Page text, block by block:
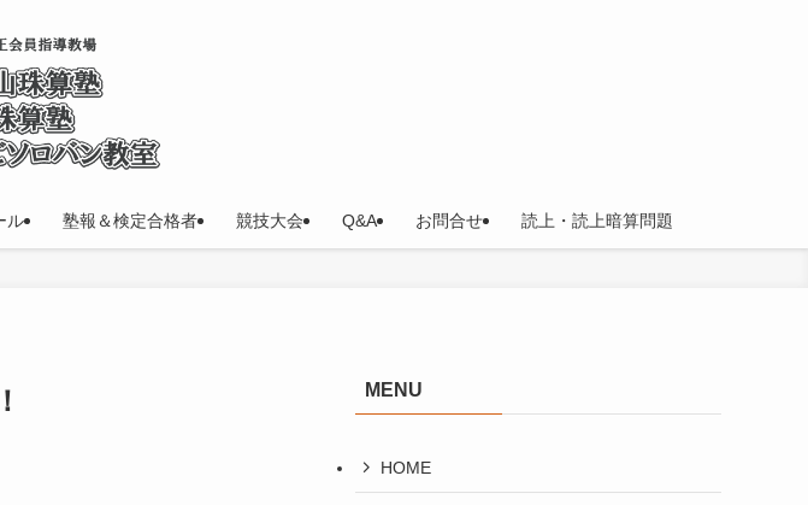
ル 塾報＆検定合格者 競技大会 Q&A お問合せ 読上・読上暗算問題
MENU
HOME